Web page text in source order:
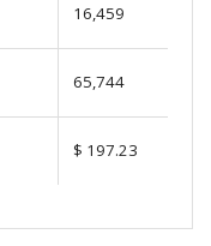
16,459
65,744
$ 197.23